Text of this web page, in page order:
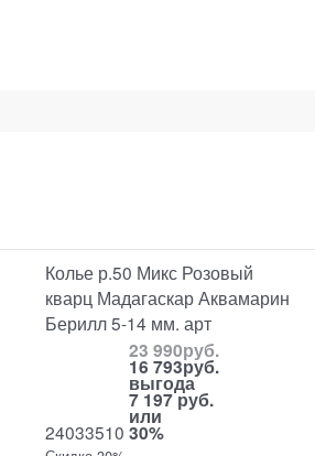
Колье р.50 Микс Розовый
кварц Мадагаскар Аквамарин
Берилл 5-14 мм. арт
24033510
23 990руб.
16 793руб.
выгода
7 197 руб.
или
30%